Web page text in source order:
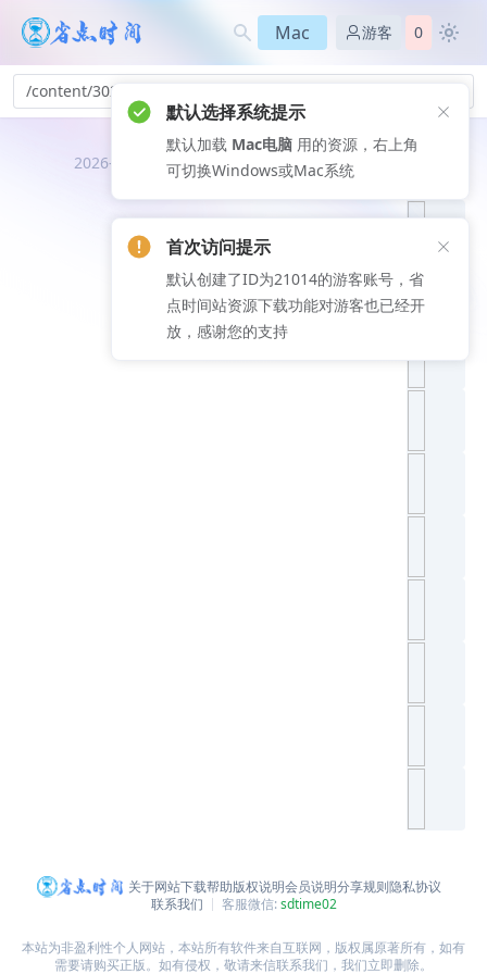
Mac 游客 0
/content/302
2026-08-06
推荐文
关于网站下载帮助版权说明会员说明分享规则隐私协议
联系我们
客服微信:sdtime02
本站为非盈利性个人网站，本站所有软件来自互联网，版权属原著所有，如有
需要请购买正版。如有侵权，敬请来信联系我们，我们立即删除。
默认选择系统提示
默认加载 Mac电脑 用的资源，右上角
可切换Windows或Mac系统
首次访问提示
默认创建了ID为21014的游客账号，省
点时间站资源下载功能对游客也已经开
放，感谢您的支持